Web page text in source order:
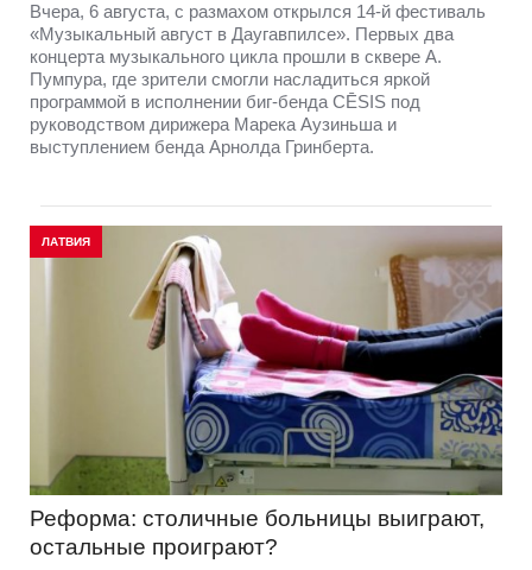
Вчера, 6 августа, с размахом открылся 14-й фестиваль
«Музыкальный август в Даугавпилсе». Первых два
концерта музыкального цикла прошли в сквере А.
Пумпура, где зрители смогли насладиться яркой
программой в исполнении биг-бенда CĒSIS под
руководством дирижера Марека Аузиньша и
выступлением бенда Арнолда Гринберта.
ЛАТВИЯ
Реформа: столичные больницы выиграют,
остальные проиграют?